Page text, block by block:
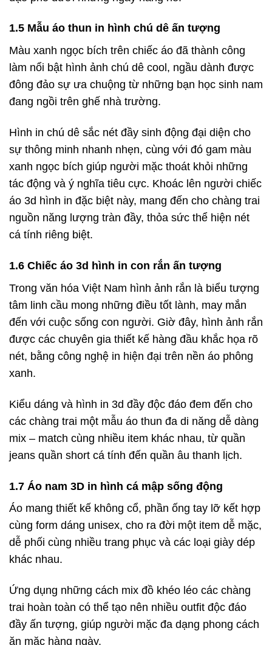
1.5 Mẫu áo thun in hình chú dê ấn tượng
Màu xanh ngọc bích trên chiếc áo đã thành công
làm nổi bật hình ảnh chú dê cool, ngầu dành được
đông đảo sự ưa chuộng từ những bạn học sinh nam
đang ngồi trên ghế nhà trường.
Hình in chú dê sắc nét đầy sinh động đại diện cho
sự thông minh nhanh nhẹn, cùng với đó gam màu
xanh ngọc bích giúp người mặc thoát khỏi những
tác động và ý nghĩa tiêu cực. Khoác lên người chiếc
áo 3d hình in đặc biệt này, mang đến cho chàng trai
nguồn năng lượng tràn đầy, thỏa sức thể hiện nét
cá tính riêng biệt.
1.6 Chiếc áo 3d hình in con rắn ấn tượng
Trong văn hóa Việt Nam hình ảnh rắn là biểu tượng
tâm linh cầu mong những điều tốt lành, may mắn
đến với cuộc sống con người. Giờ đây, hình ảnh rắn
được các chuyên gia thiết kế hàng đầu khắc họa rõ
nét, bằng công nghệ in hiện đại trên nền áo phông
xanh.
Kiểu dáng và hình in 3d đầy độc đáo đem đến cho
các chàng trai một mẫu áo thun đa di năng dễ dàng
mix – match cùng nhiều item khác nhau, từ quần
jeans quần short cá tính đến quần âu thanh lịch.
1.7 Áo nam 3D in hình cá mập sống động
Áo mang thiết kế không cổ, phần ống tay lỡ kết hợp
cùng form dáng unisex, cho ra đời một item dễ mặc,
dễ phối cùng nhiều trang phục và các loại giày dép
khác nhau.
Ứng dụng những cách mix đồ khéo léo các chàng
trai hoàn toàn có thể tạo nên nhiều outfit độc đáo
đầy ấn tượng, giúp người mặc đa dạng phong cách
ăn mặc hàng ngày.